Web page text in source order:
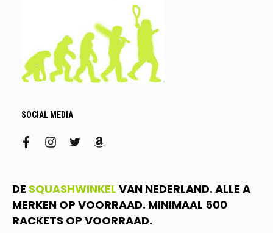
SOCIAL MEDIA
facebookinstagram
twitteramazon
DE SQUASHWINKEL VAN NEDERLAND. ALLE A
MERKEN OP VOORRAAD. MINIMAAL 500
RACKETS OP VOORRAAD.